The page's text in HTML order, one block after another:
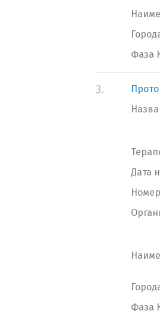
Фаза
3.
Дата
Фаза